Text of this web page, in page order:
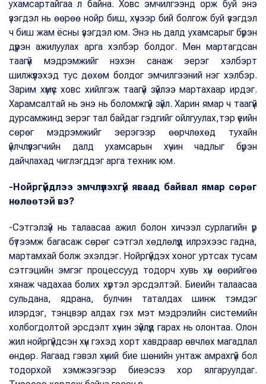
ухамсартайгаа л байна. Ховс эмчилгээнд орж буй энэ
үзэгдэл нь өөрөө нойр биш, хүчээр бий болгож буй үзэгдэл
ч биш жам ёсны үзэгдэл юм. Энэ нь далд ухамсарыг бүрэн
дүүрэн ажилуулах арга хэлбэр болдог. Мөн мартагдсан
таагүй мэдрэмжийг нэхэн санаж эерэг хэлбэрт
шилжүүлэхэд тус дөхөм болдог эмчилгээний нэг хэлбэр.
Зарим хүмүүс ховс хийлгэж таагүй зүйлээ мартахаар ирдэг.
Харамсалтай нь энэ нь боломжгүй зүйл. Харин ямар ч таагүй
дурсамжинд эерэг тал байдаг гэдгийг ойлгуулах,тэр үеийн
сөрөг мэдрэмжийг эерэгээр өөрчлөхөд тухайн
үйлчлүүлэгчийн далд ухамсарын хүчин чадлыг бүрэн
дайчлахад чиглэгддэг арга техник юм.
-Нойргүйдлээ эмчлүүлэхгүй яваад байвал ямар сөрөг
нөлөөтэй вэ?
-Сэтгэлзүй нь талаасаа ажил болон хичээл сурлагийн үр
бүтээмж багасаж сөрөг сэтгэл хөдлөлүүд илрэхээс гадна,
мартамхай болж эхэлдэг. Нойргүйдэх хоног уртсах тусам
сэтгэцийн эмгэг процессууд тодорч хувь хүн өөрийгөө
хянаж чадахаа болих хүртэл эрсдэлтэй. Биеийн талаасаа
сульдана, ядрана, булчин таталдах шинж тэмдэг
илэрдэг, тэнцвэр алдах гэх мэт мэдрэлийн системийн
холбогдолтой эрсдэлт хүчин зүйлүүд гарах нь олонтаа. Олон
жил нойргүйдсэн хүн гэхэд хорт хавдраар өвчлөх магадлал
өндөр. Яагаад гэвэл хүний бие шөнийн унтаж амрахгүй бол
тодорхой хэмжээгээр биеэсээ хор ялгаруулдаг.